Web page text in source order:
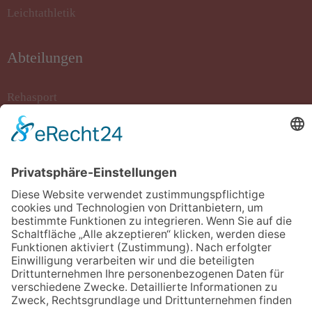
Leichtathletik
Abteilungen
Rehasport
Rollstuhlbasketball
Stockschiessen
Tanzsport
Turnen/Fitness/Gymnastik
Volleyball
Kontakt